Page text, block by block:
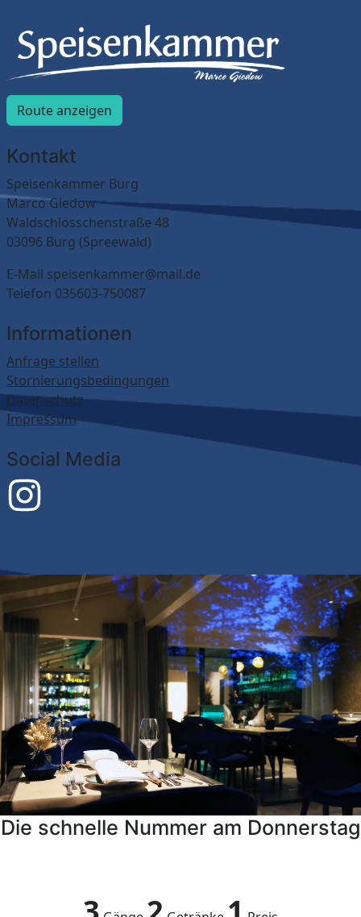
Route anzeigen
Kontakt
Speisenkammer Burg
Marco Giedow
Waldschlösschenstraße 48
03096 Burg (Spreewald)
E-Mail speisenkammer@mail.de
Telefon 035603-750087
Informationen
Anfrage stellen
Stornierungsbedingungen
Datenschutz
Impressum
Social Media
Die schnelle Nummer am Donnerstag